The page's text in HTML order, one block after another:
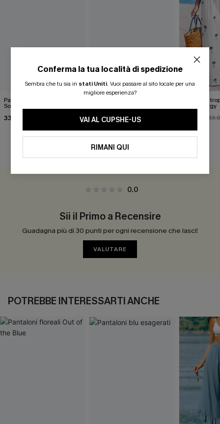
Pantaloni tropicali Sensitive
Soul
33,00 €
Pantaloni
Start Energy
RECENSIONI DEI CLIENTI
0.0
Sii il Primo a Recensire
Guadagna più di 30 punti per ogni recensione che lasci!
VALUTARE
POTREBBE INTERESSARTI ANCHE
Conferma la tua località di spedizione
Sembra che tu sia in stati Uniti. Vuoi passare al sito locale per una
migliore esperienza?
VAI AL CUPSHE-US
RIMANI QUI